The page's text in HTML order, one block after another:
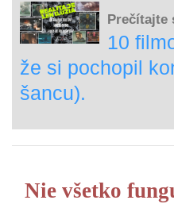
Prečítajte
10
že si pochopil
šancu).
Nie všetko